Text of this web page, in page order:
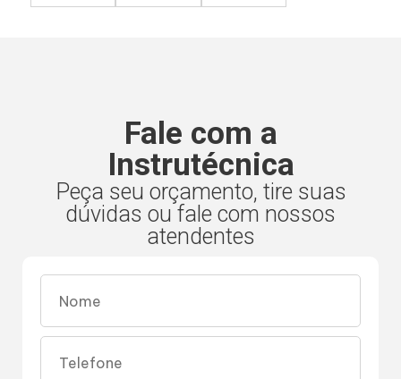
Fale com a
Instrutécnica
Peça seu orçamento, tire suas
dúvidas ou fale com nossos
atendentes